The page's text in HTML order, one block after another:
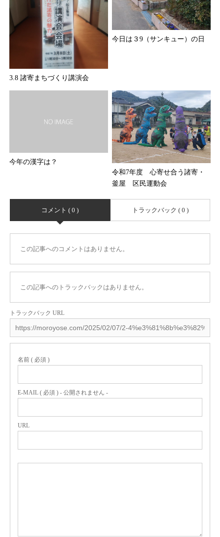
3.8 諸寄まちづくり講演会
今日は３9（サンキュー）の日
今年の漢字は？
令和7年度 心寄せ合う諸寄・
釜屋 区民運動会
コメント ( 0 ) トラックバック ( 0 )
この記事へのコメントはありません。
この記事へのトラックバックはありません。
トラックバック URL
名前 ( 必須 )
E-MAIL ( 必須 ) - 公開されません -
URL